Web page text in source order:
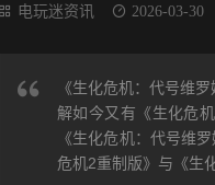
电玩迷资讯 2026-03-30
《生化危机：代号维
解如今又有《生化危
《生化危机：代号维
危机2重制版》与《生